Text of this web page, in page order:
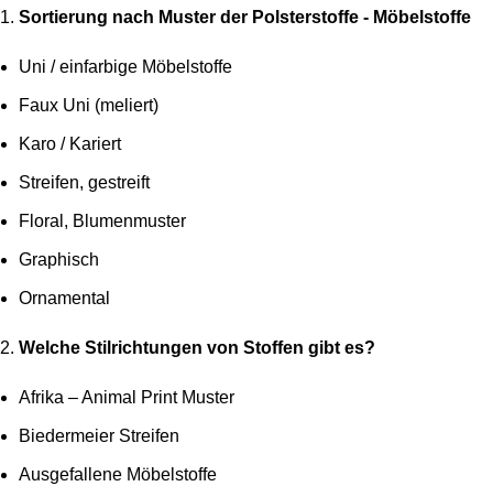
Sortierung nach Muster der Polsterstoffe - Möbelstoffe
Uni / einfarbige Möbelstoffe
Faux Uni (meliert)
Karo / Kariert
Streifen, gestreift
Floral, Blumenmuster
Graphisch
Ornamental
Welche Stilrichtungen von Stoffen gibt es?
Afrika – Animal Print Muster
Biedermeier Streifen
Ausgefallene Möbelstoffe